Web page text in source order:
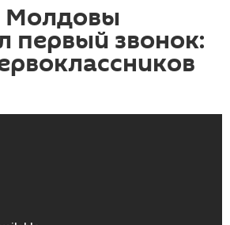
Молдовы
первый звонок: